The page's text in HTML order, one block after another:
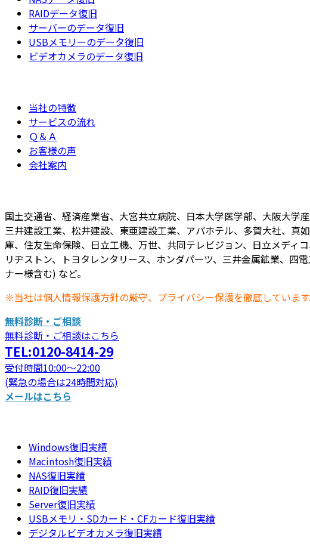
RAIDデータ復旧
サーバーのデータ復旧
USBメモリーのデータ復旧
ビデオカメラのデータ復旧
当社の特徴
サービスの流れ
Ｑ＆Ａ
お客様の声
会社案内
国土交通省、経済産業省、大宮共立病院、日本大学医学部、大阪大学
三井建設工業、松井建設、東亜建設工業、アパホテル、多賀大社、
庫、住友生命保険、日立工機、万世、共同テレビジョン、日立メデ
リヂストン、トヨタレンタリース、ホンダパーツ、三井金属鉱業、四
ナー様含む) など。
※当社は個人情報保護方針の厳守、プライバシー保護を徹底しています
無料診断・ご相談
無料診断・ご相談はこちら
TEL:0120-8414-29
受付時間10:00～22:00
(緊急の場合は24時間対応)
メールはこちら
Windows復旧実績
Macintosh復旧実績
NAS復旧実績
RAID復旧実績
Server復旧実績
USBメモリ・SDカード・CFカード復旧実績
デジタルビデオカメラ復旧実績